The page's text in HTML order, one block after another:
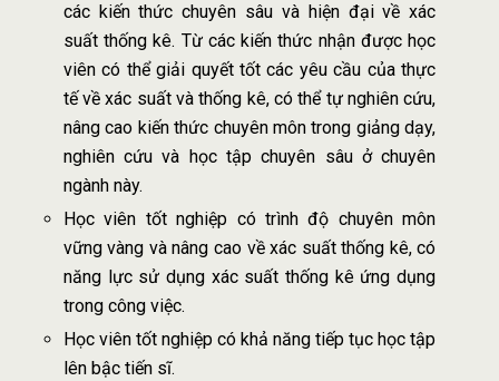
các kiến thức chuyên sâu và hiện đại về xác
suất thống kê. Từ các kiến thức nhận được học
viên có thể giải quyết tốt các yêu cầu của thực
tế về xác suất và thống kê, có thể tự nghiên cứu,
nâng cao kiến thức chuyên môn trong giảng dạy,
nghiên cứu và học tập chuyên sâu ở chuyên
ngành này.
Học viên tốt nghiệp có trình độ chuyên môn
vững vàng và nâng cao về xác suất thống kê, có
năng lực sử dụng xác suất thống kê ứng dụng
trong công việc.
Học viên tốt nghiệp có khả năng tiếp tục học tập
lên bậc tiến sĩ.